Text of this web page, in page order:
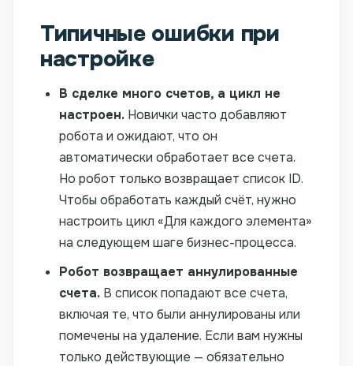
Типичные ошибки при
настройке
В сделке много счетов, а цикл не
настроен. Новички часто добавляют
робота и ожидают, что он
автоматически обработает все счета.
Но робот только возвращает список ID.
Чтобы обработать каждый счёт, нужно
настроить цикл «Для каждого элемента»
на следующем шаге бизнес-процесса.
Робот возвращает аннулированные
счета. В список попадают все счета,
включая те, что были аннулированы или
помечены на удаление. Если вам нужны
только действующие — обязательно